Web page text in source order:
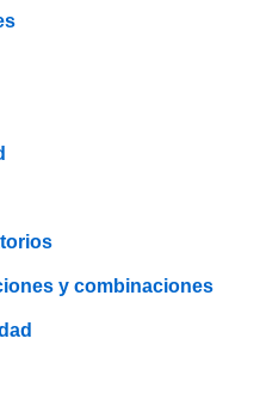
y combinaciones